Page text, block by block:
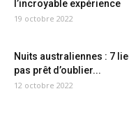
l’incroyable expérience
19 octobre 2022
Nuits australiennes : 7
pas prêt d’oublier...
12 octobre 2022